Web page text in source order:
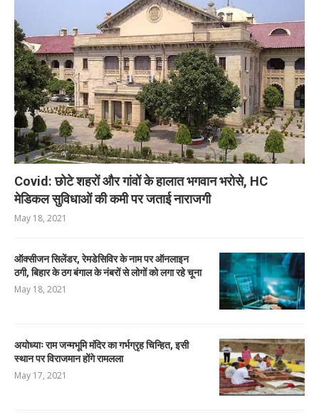
Covid: छोटे शहरों और गांवों के हालात भगवान भरोसे, HC
मेडिकल सुविधाओं की कमी पर जताई नाराजगी
May 18, 2021
ऑक्सीजन सिलेंडर, रेमडेसिविर के नाम पर ऑनलाइन
ठगी, बिहार के ठग बंगाल के नंबरों से लोगों को लगा रहे चूना
May 18, 2021
अयोध्याः राम जन्मभूमि मंदिर का गर्भग्रृह चिन्हित, इसी
स्थान पर विराजमान होंगे रामलला
May 17, 2021